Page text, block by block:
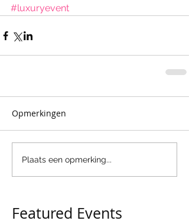
#luxuryevent
Opmerkingen
Plaats een opmerking...
Featured Events